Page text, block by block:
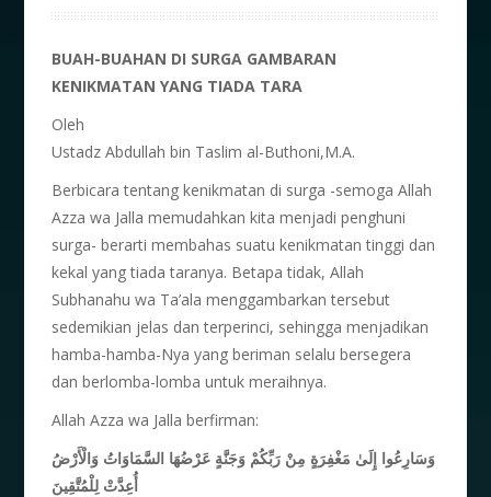
BUAH-BUAHAN DI SURGA GAMBARAN
KENIKMATAN YANG TIADA TARA
Oleh
Ustadz Abdullah bin Taslim al-Buthoni,M.A.
Berbicara tentang kenikmatan di surga -semoga Allah
Azza wa Jalla memudahkan kita menjadi penghuni
surga- berarti membahas suatu kenikmatan tinggi dan
kekal yang tiada taranya. Betapa tidak, Allah
Subhanahu wa Ta’ala menggambarkan tersebut
sedemikian jelas dan terperinci, sehingga menjadikan
hamba-hamba-Nya yang beriman selalu bersegera
dan berlomba-lomba untuk meraihnya.
Allah Azza wa Jalla berfirman:
وَسَارِعُوا إِلَىٰ مَغْفِرَةٍ مِنْ رَبِّكُمْ وَجَنَّةٍ عَرْضُهَا السَّمَاوَاتُ وَالْأَرْضُ
أُعِدَّتْ لِلْمُتَّقِينَ